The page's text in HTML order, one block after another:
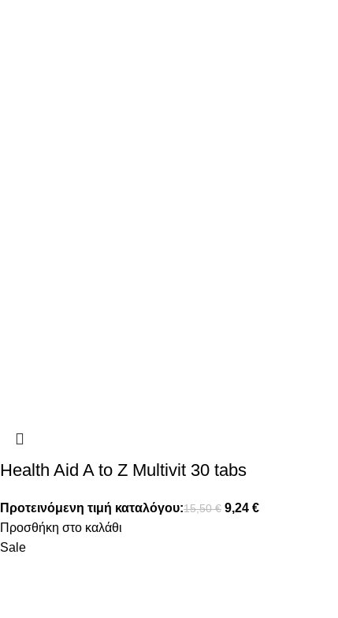
Health Aid A to Z Multivit 30 tabs
Προτεινόμενη τιμή καταλόγου:15,50€ 9,24 €
Προσθήκη στο καλάθι
Sale